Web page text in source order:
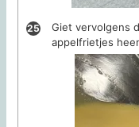
Giet vervolgens
appelfrietjes